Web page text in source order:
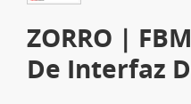
ZORRO |
De Interfaz